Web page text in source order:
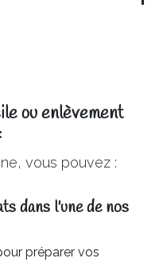
ou enlèvement
vous pouvez :
dans l'une de nos
préparer vos